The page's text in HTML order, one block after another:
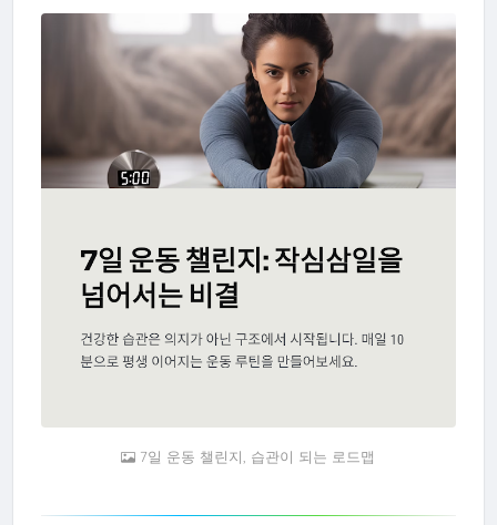
7일 운동 챌린지, 습관이 되는 로드맵